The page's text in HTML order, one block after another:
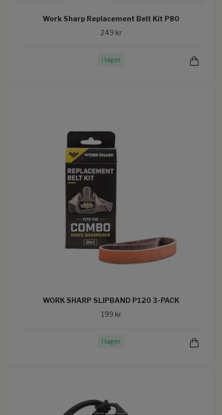
Work Sharp Replacement Belt Kit P80
249 kr
I lager
WORK SHARP SLIPBAND P120 3-PACK
199 kr
I lager